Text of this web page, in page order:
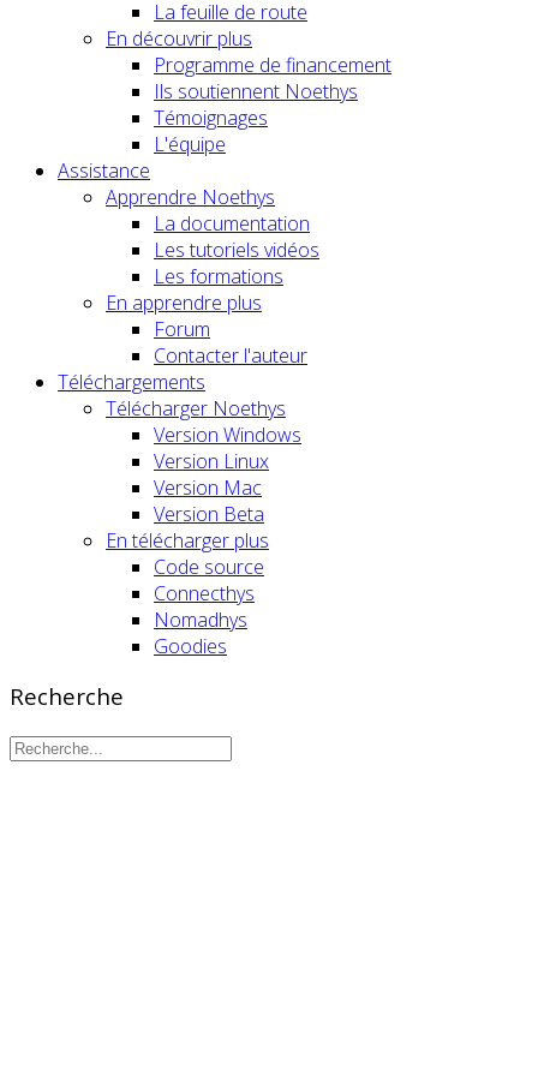
La feuille de route
En découvrir plus
Programme de financement
Ils soutiennent Noethys
Témoignages
L'équipe
Assistance
Apprendre Noethys
La documentation
Les tutoriels vidéos
Les formations
En apprendre plus
Forum
Contacter l'auteur
Téléchargements
Télécharger Noethys
Version Windows
Version Linux
Version Mac
Version Beta
En télécharger plus
Code source
Connecthys
Nomadhys
Goodies
Recherche